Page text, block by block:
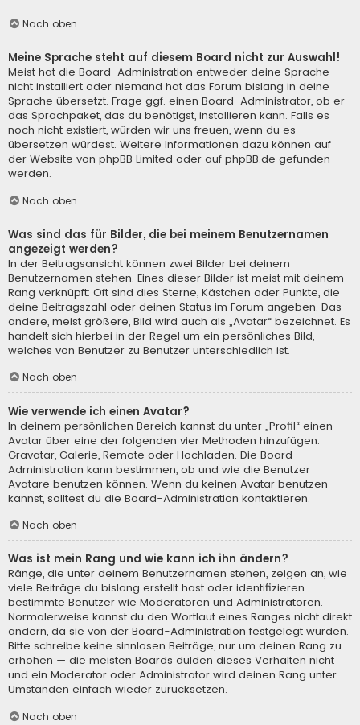
Nach oben
Meine Sprache steht auf diesem Board nicht zur Auswahl!
Meist hat die Board-Administration entweder deine Sprache
nicht installiert oder niemand hat das Forum bislang in deine
Sprache übersetzt. Frage ggf. einen Board-Administrator, ob er
das Sprachpaket, das du benötigst, installieren kann. Falls es
noch nicht existiert, würden wir uns freuen, wenn du es
übersetzen würdest. Weitere Informationen dazu können auf
der Website von phpBB Limited oder auf phpBB.de gefunden
werden.
Nach oben
Was sind das für Bilder, die bei meinem Benutzernamen
angezeigt werden?
In der Beitragsansicht können zwei Bilder bei deinem
Benutzernamen stehen. Eines dieser Bilder ist meist mit deinem
Rang verknüpft: Oft sind dies Sterne, Kästchen oder Punkte, die
deine Beitragszahl oder deinen Status im Forum angeben. Das
andere, meist größere, Bild wird auch als „Avatar“ bezeichnet. Es
handelt sich hierbei in der Regel um ein persönliches Bild,
welches von Benutzer zu Benutzer unterschiedlich ist.
Nach oben
Wie verwende ich einen Avatar?
In deinem persönlichen Bereich kannst du unter „Profil“ einen
Avatar über eine der folgenden vier Methoden hinzufügen:
Gravatar, Galerie, Remote oder Hochladen. Die Board-
Administration kann bestimmen, ob und wie die Benutzer
Avatare benutzen können. Wenn du keinen Avatar benutzen
kannst, solltest du die Board-Administration kontaktieren.
Nach oben
Was ist mein Rang und wie kann ich ihn ändern?
Ränge, die unter deinem Benutzernamen stehen, zeigen an, wie
viele Beiträge du bislang erstellt hast oder identifizieren
bestimmte Benutzer wie Moderatoren und Administratoren.
Normalerweise kannst du den Wortlaut eines Ranges nicht direkt
ändern, da sie von der Board-Administration festgelegt wurden.
Bitte schreibe keine sinnlosen Beiträge, nur um deinen Rang zu
erhöhen — die meisten Boards dulden dieses Verhalten nicht
und ein Moderator oder Administrator wird deinen Rang unter
Umständen einfach wieder zurücksetzen.
Nach oben